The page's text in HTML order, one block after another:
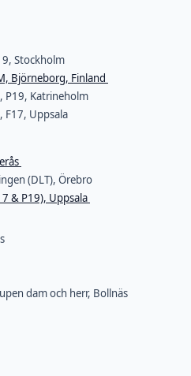
Stockholm
Björneborg, Finland
P19, Katrineholm
F17, Uppsala
(DLT), Örebro
& P19), Uppsala
dam och herr, Bollnäs